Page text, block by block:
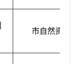
市自然资源局